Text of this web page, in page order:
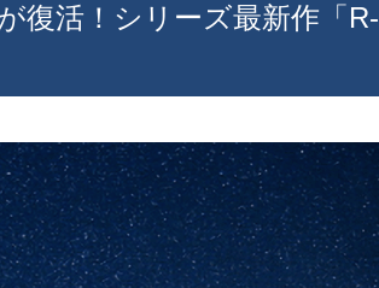
復活！シリーズ最新作「R-